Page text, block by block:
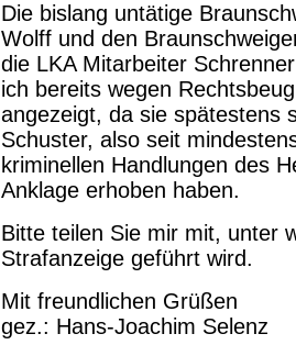
Die bislang untätige
Wolff und den
die LKA Mitarbeiter
ich bereits wegen
angezeigt, da sie spätestens
Schuster, also seit
kriminellen Handlungen des
Anklage erhoben haben.
Bitte teilen Sie mir mit, unter
Strafanzeige geführt wird.
Mit freundlichen Grüßen
gez.: Hans-Joachim Selenz